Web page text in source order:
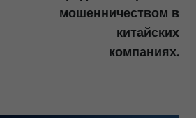
мошенничеством в
китайских
компаниях.